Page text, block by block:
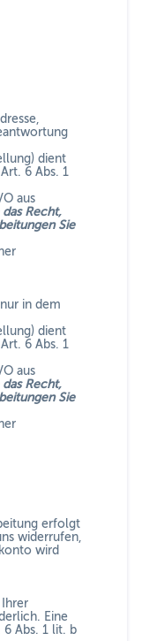
dient
6 Abs. 1
aus
Recht,
Sie
in dem
dient
6 Abs. 1
aus
Recht,
Sie
erfolgt
widerrufen,
wird
Eine
Abs. 1 lit. b